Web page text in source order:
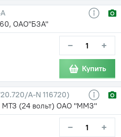
ОАО"БЗА"
− +
Купить
A-N 116720)
МТЗ (24 вольт) ОАО "ММЗ"
− +